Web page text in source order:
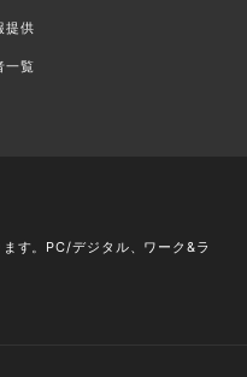
提供
一覧
す。PC/デジタル、ワーク&ラ